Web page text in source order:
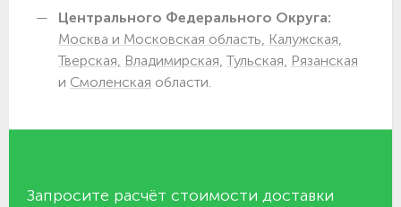
Центрального Федерального Округа:
Москва и Московская область, Калужская,
Тверская, Владимирская, Тульская, Рязанская
и Смоленская области.
Запросите расчёт стоимости доставки